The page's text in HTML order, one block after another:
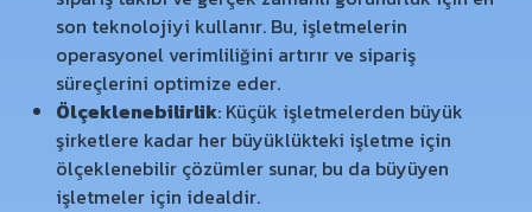
son teknolojiyi kullanır. Bu, işletmelerin
operasyonel verimliliğini artırır ve sipariş
süreçlerini optimize eder.
Ölçeklenebilirlik: Küçük işletmelerden büyük
şirketlere kadar her büyüklükteki işletme için
ölçeklenebilir çözümler sunar, bu da büyüyen
işletmeler için idealdir.